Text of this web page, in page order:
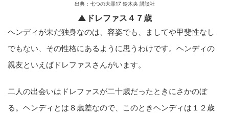
出典：七つの大罪17 鈴木央 講談社
▲ドレファス４７歳
ヘンディが未だ独身なのは、容姿でも、ましてや甲斐性なし
でもない、その性格にあるように思うわけです。ヘンディの
親友といえばドレファスさんがいます。
二人の出会いはドレファスが二十歳だったときにさかのぼ
る。ヘンディとは８歳差なので、このときヘンディは１２歳